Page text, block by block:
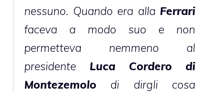
nessuno. Quando era alla Ferrari
faceva a modo suo e non
permetteva nemmeno al
presidente Luca Cordero di
Montezemolo di dirgli cosa